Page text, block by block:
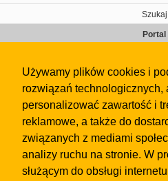
Używamy plików cookies i
rozwiązań technologicznych,
personalizować zawartość i
reklamowe, a także do
związanych z mediami
analizy ruchu na stronie. W
służącym do obsługi
Szukaj
Portal
Kontakt
Gazeta
Olkusz
Kontakt